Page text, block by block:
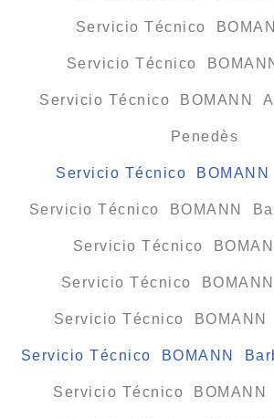
Servicio Técnico
Servicio Técnico
Servicio Técnico BOMANN
Penedès
Servicio Técnico
Servicio Técnico BOMANN
Servicio Técnico
Servicio Técnico
Servicio Técnico
Servicio Técnico BOMANN
Servicio Técnico BOMANN